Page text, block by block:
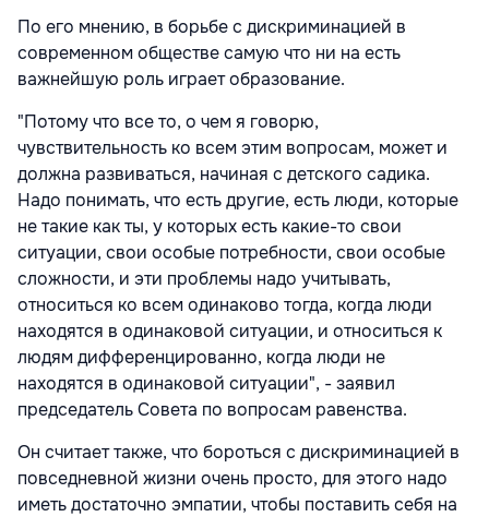
По его мнению, в борьбе с дискриминацией в
современном обществе самую что ни на есть
важнейшую роль играет образование.
"Потому что все то, о чем я говорю,
чувствительность ко всем этим вопросам, может и
должна развиваться, начиная с детского садика.
Надо понимать, что есть другие, есть люди, которые
не такие как ты, у которых есть какие-то свои
ситуации, свои особые потребности, свои особые
сложности, и эти проблемы надо учитывать,
относиться ко всем одинаково тогда, когда люди
находятся в одинаковой ситуации, и относиться к
людям дифференцированно, когда люди не
находятся в одинаковой ситуации", - заявил
председатель Совета по вопросам равенства.
Он считает также, что бороться с дискриминацией в
повседневной жизни очень просто, для этого надо
иметь достаточно эмпатии, чтобы поставить себя на